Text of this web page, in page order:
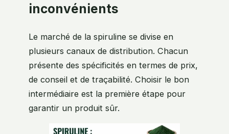
inconvénients
Le marché de la spiruline se divise en
plusieurs canaux de distribution. Chacun
présente des spécificités en termes de prix,
de conseil et de traçabilité. Choisir le bon
intermédiaire est la première étape pour
garantir un produit sûr.